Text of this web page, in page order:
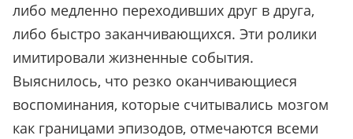
либо медленно переходивших друг в друга,
либо быстро заканчивающихся. Эти ролики
имитировали жизненные события.
Выяснилось, что резко оканчивающиеся
воспоминания, которые считывались мозгом
как границами эпизодов, отмечаются всеми